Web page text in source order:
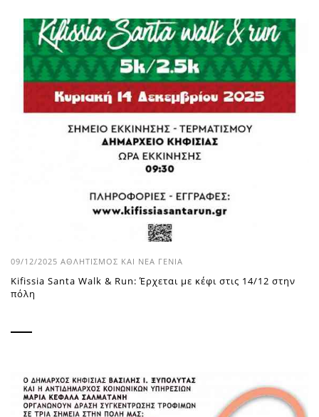
09/12/2025 ΑΘΛΗΤΙΣΜΌΣ ΚΑΙ ΝΈΑ ΓΕΝΙΆ
Kifissia Santa Walk & Run: Έρχεται με κέφι στις 14/12 στην
πόλη